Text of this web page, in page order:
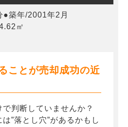
●築年/2001年2月
㎡
ことが売却成功の近
で判断していませんか？
”落とし穴”があるかもし